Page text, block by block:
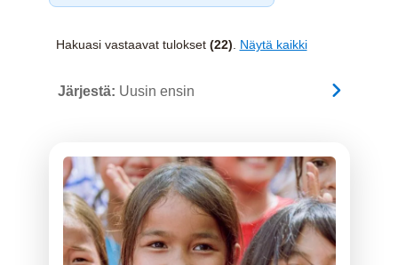
Hakuasi vastaavat tulokset (22) Näytä kaikki
Järjestä: Uusin ensin